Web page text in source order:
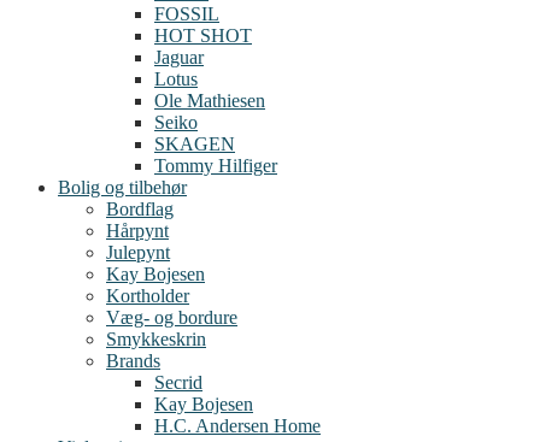
FOSSIL
HOT SHOT
Jaguar
Lotus
Ole Mathiesen
Seiko
SKAGEN
Tommy Hilfiger
Bolig og tilbehør
Bordflag
Hårpynt
Julepynt
Kay Bojesen
Kortholder
Væg- og bordure
Smykkeskrin
Brands
Secrid
Kay Bojesen
H.C. Andersen Home